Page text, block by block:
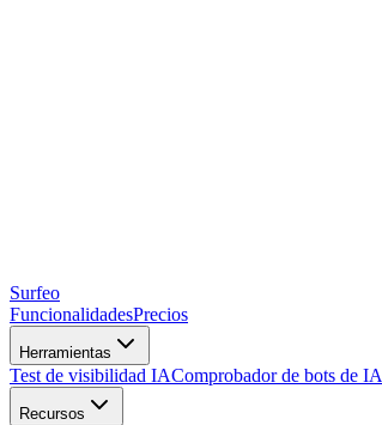
Surfeo
FuncionalidadesPrecios
Herramientas
Test de visibilidad IAComprobador de bots de IA
Recursos